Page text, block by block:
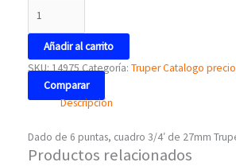
Añadir al carrito
SKU:14975Categoría: Truper Catalogo
Comparar
Descripción
Dado de 6 puntas, cuadro 3/4′ de 27mm
Productos relacionados